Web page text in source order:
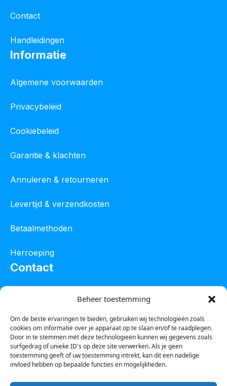
Beheer toestemming
Om de beste ervaringen te bieden, gebruiken wij technologieën zoals
cookies om informatie over je apparaat op te slaan en/of te raadplegen.
Door in te stemmen met deze technologieën kunnen wij gegevens zoals
surfgedrag of unieke ID's op deze site verwerken. Als je geen
toestemming geeft of uw toestemming intrekt, kan dit een nadelige
invloed hebben op bepaalde functies en mogelijkheden.
Contact
Handleidingen
Informatie
Algemene voorwaarden
Privacybeleid
Cookiebeleid
Garantie & klachten
Annuleren & retourneren
Levertijd & verzendkosten
Betaalmethoden
Herroeping
Contact
Tel :0850601800
Whatsapp : 0623388306